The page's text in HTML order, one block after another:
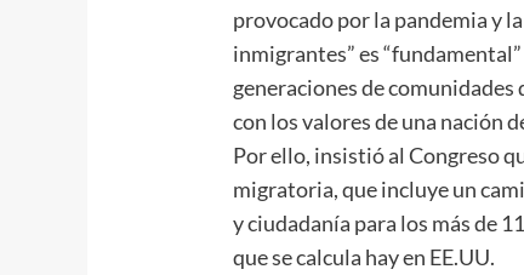
provocado por la pandemia y
inmigrantes” es
generaciones de
con los valores de una nación
Por ello, insistió al Congreso
migratoria, que incluye un
y ciudadanía para los más de
que se calcula hay en EE.UU.